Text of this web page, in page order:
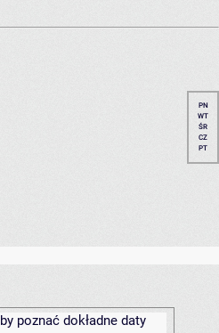
PN
WT
ŚR
CZ
PT
poznać dokładne daty